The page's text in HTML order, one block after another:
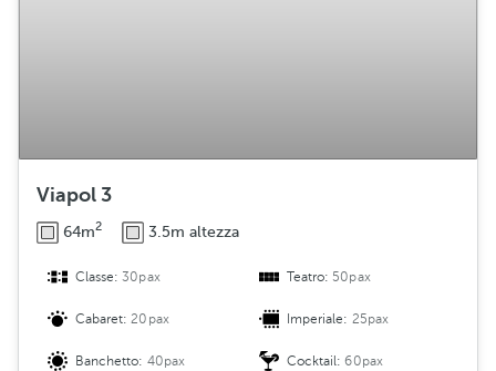
Viapol 3
64m2 3.5m altezza
Classe:30pax Teatro: 50pax
Cabaret:20pax Imperiale: 25pax
Banchetto: 40pax Cocktail:60pax